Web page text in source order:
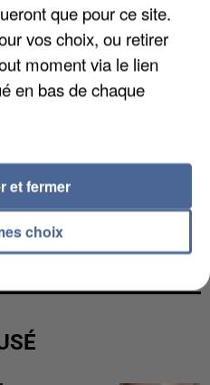
CLIENTS DÉROBÉES À
que pour ce site.
vos choix, ou retirer
moment via le lien
en bas de chaque
choix
et fermer